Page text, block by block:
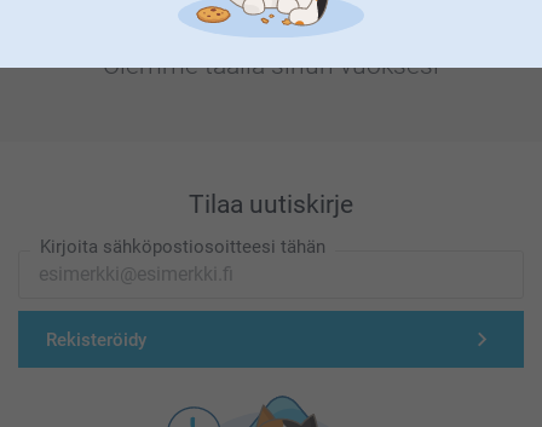
Olemme täällä sinun vuoksesi
Tilaa uutiskirje
Kirjoita sähköpostiosoitteesi tähän
Rekisteröidy